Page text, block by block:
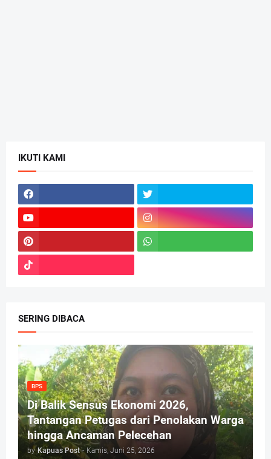
IKUTI KAMI
SERING DIBACA
BPS
Di Balik Sensus Ekonomi 2026,
Tantangan Petugas dari Penolakan Warga
hingga Ancaman Pelecehan
by Kapuas Post - Kamis, Juni 25, 2026